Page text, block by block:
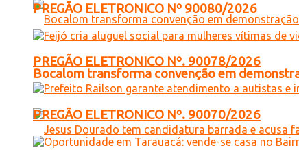
Bocalom transforma convenção em
PREGÃO ELETRONICO Nº 90080/2026
PREGÃO ELETRONICO Nº. 90078/2026
PREGÃO ELETRONICO Nº. 90070/2026